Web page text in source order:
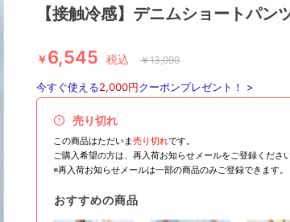
【接触冷感】デニムショートパン
￥6,545 税込 ￥13,090
今すぐ使える2,000円クーポンプレゼント！ >
売り切れ
この商品はただいま売り切れです。
ご購入希望の方は、再入荷お知らせメールをご登録ください
※再入荷お知らせメールは一部の商品のみご登録できます。
おすすめの商品